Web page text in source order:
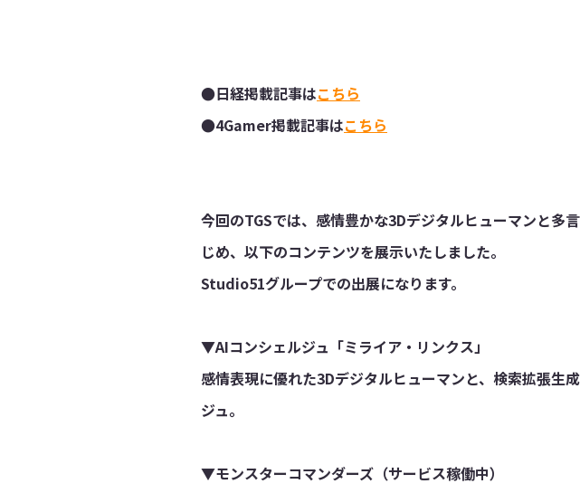
●日経掲載記事はこちら
●4Gamer掲載記事はこちら
今回のTGSでは、感情豊かな3Dデジタルヒューマンと多
じめ、以下のコンテンツを展示いたしました。
Studio51グループでの出展になります。
▼AIコンシェルジュ「ミライア・リンクス」
感情表現に優れた3Dデジタルヒューマンと、検索拡張生
ジュ。
▼モンスターコマンダーズ（サービス稼働中）